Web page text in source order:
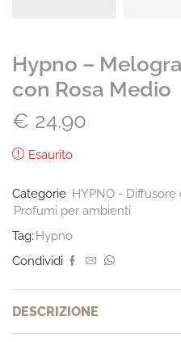
Hypno –
con Rosa Medio
€ 24.90
Esaurito
Categorie HYPNO - Diffusore
Profumi per ambienti
Tag: Hypno
Condividi
DESCRIZIONE